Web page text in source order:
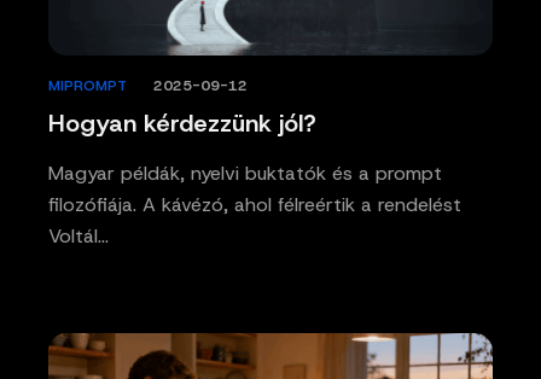
Hogyan kérdezzünk jól?
MIPROMPT 2025-09-12
Magyar példák, nyelvi buktatók és a prompt
filozófiája. A kávézó, ahol félreértik a rendelést
Voltál…